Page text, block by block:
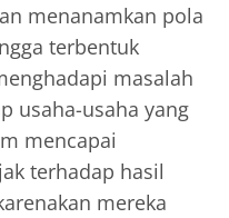
menanamkan pola
terbentuk
masalah
usaha-usaha yang
mencapai
terhadap hasil
mereka